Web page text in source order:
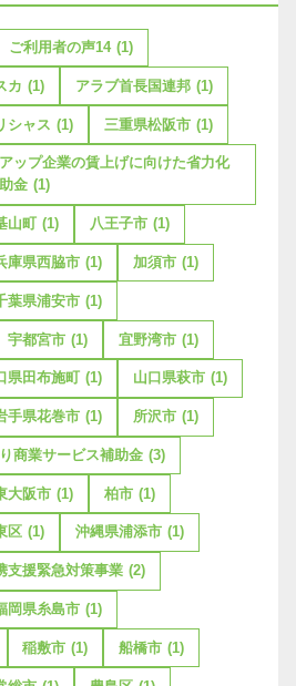
ご利用者の声14 (1)
カ (1) アラブ首長国連邦 (1)
シャス (1) 三重県松阪市 (1)
ップ企業の賃上げに向けた省力化
金 (1)
山町 (1) 八王子市 (1)
庫県西脇市 (1) 加須市 (1)
葉県浦安市 (1)
宇都宮市 (1) 宜野湾市 (1)
県田布施町 (1) 山口県萩市 (1)
手県花巻市 (1) 所沢市 (1)
商業サービス補助金 (3)
大阪市 (1) 柏市 (1)
区 (1) 沖縄県浦添市 (1)
支援緊急対策事業 (2)
岡県糸島市 (1)
稲敷市 (1) 船橋市 (1)